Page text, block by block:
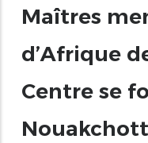
Maîtres
d’Afrique
Centre se
Nouakchott